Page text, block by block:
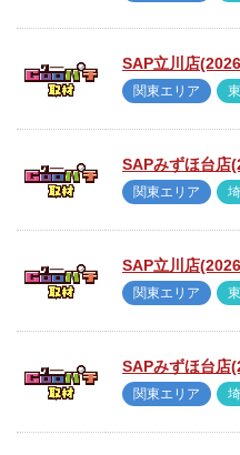
SAP立川店
関東エリア
SAPみずほ台店
関東エリア
SAP立川店
関東エリア
SAPみずほ台店
関東エリア